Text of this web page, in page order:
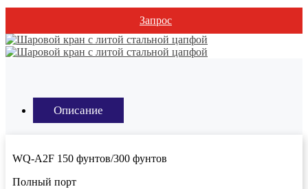
Запрос
Описание
WQ-A2F 150 фунтов/300 фунтов
Полный порт